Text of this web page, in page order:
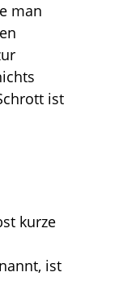
man
ist
kurze
ist